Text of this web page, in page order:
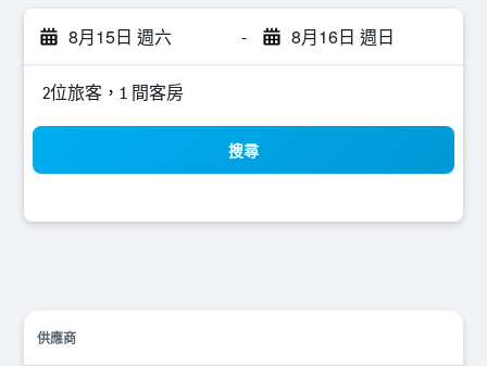
8月15日 週六 - 8月16日 週日
2位旅客，1 間客房
搜尋
供應商